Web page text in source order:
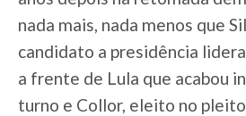
nada mais, nada menos que
candidato a presidência
a frente de Lula que acabou
turno e Collor, eleito no